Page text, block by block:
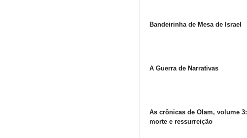
Bandeirinha de Mesa de Israel
A Guerra de Narrativas
As crônicas de Olam, volume 3:
morte e ressurreição